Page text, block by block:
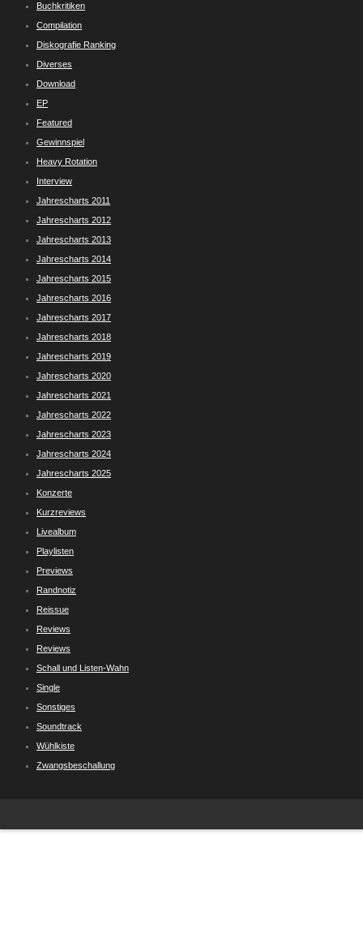
Buchkritiken
Compilation
Diskografie Ranking
Diverses
Download
EP
Featured
Gewinnspiel
Heavy Rotation
Interview
Jahrescharts 2011
Jahrescharts 2012
Jahrescharts 2013
Jahrescharts 2014
Jahrescharts 2015
Jahrescharts 2016
Jahrescharts 2017
Jahrescharts 2018
Jahrescharts 2019
Jahrescharts 2020
Jahrescharts 2021
Jahrescharts 2022
Jahrescharts 2023
Jahrescharts 2024
Jahrescharts 2025
Konzerte
Kurzreviews
Livealbum
Playlisten
Previews
Randnotiz
Reissue
Reviews
Reviews
Schall und Listen-Wahn
Single
Sonstiges
Soundtrack
Wühlkiste
Zwangsbeschallung